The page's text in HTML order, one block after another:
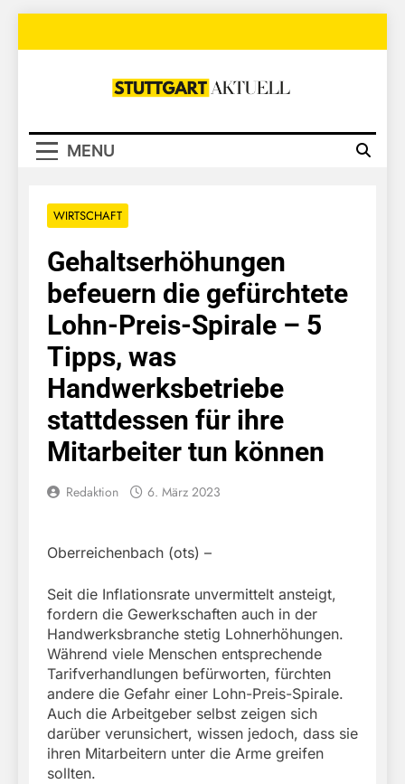
Stuttgart
MENU
WIRTSCHAFT
Gehaltserhöhungen
befeuern die gefürchtete
Lohn-Preis-Spirale – 5
Tipps, was
Handwerksbetriebe
stattdessen für ihre
Mitarbeiter tun können
Redaktion 6. März 2023
Oberreichenbach (ots) –
Seit die Inflationsrate unvermittelt ansteigt,
fordern die Gewerkschaften auch in der
Handwerksbranche stetig Lohnerhöhungen.
Während viele Menschen entsprechende
Tarifverhandlungen befürworten, fürchten
andere die Gefahr einer Lohn-Preis-Spirale.
Auch die Arbeitgeber selbst zeigen sich
darüber verunsichert, wissen jedoch, dass sie
ihren Mitarbeitern unter die Arme greifen
sollten.